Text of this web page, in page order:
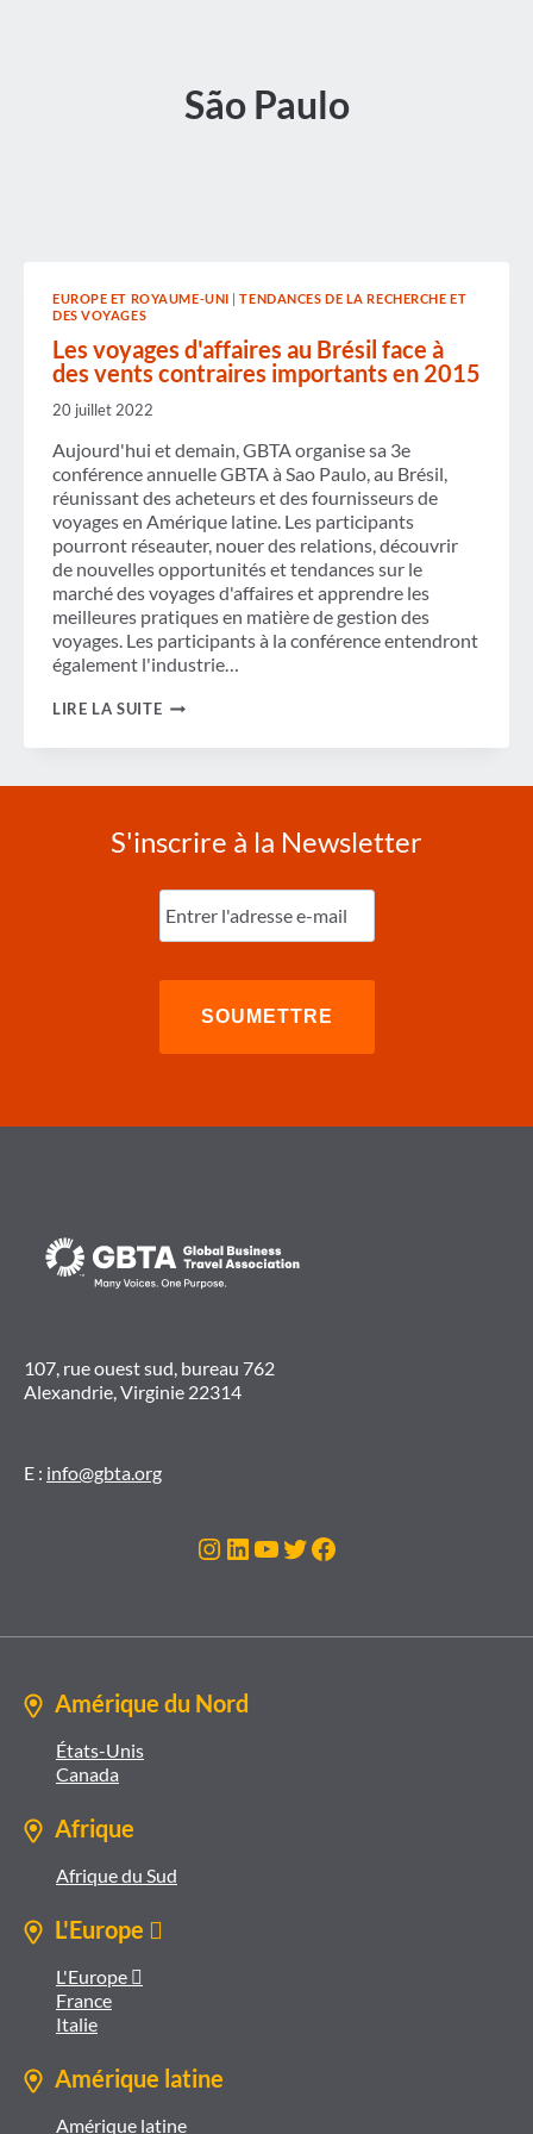
São Paulo
EUROPE ET ROYAUME-UNI |TENDANCES DE LA RECHERCHE ET
DES VOYAGES
Les voyages d'affaires au Brésil face à
des vents contraires importants en 2015
20 juillet 2022
Aujourd'hui et demain, GBTA organise sa 3e
conférence annuelle GBTA à Sao Paulo, au Brésil,
réunissant des acheteurs et des fournisseurs de
voyages en Amérique latine. Les participants
pourront réseauter, nouer des relations, découvrir
de nouvelles opportunités et tendances sur le
marché des voyages d'affaires et apprendre les
meilleures pratiques en matière de gestion des
voyages. Les participants à la conférence entendront
également l'industrie…
LIRE LA SUITELES
DES
VENTS
IMPORTANTS
EN
S'inscrire à la Newsletter
Entrez
l'e-
mail
107, rue ouest sud, bureau 762
Alexandrie, Virginie 22314
E : info@gbta.org
Instagram
LinkedIn
YouTube
Twitter
Facebook
Amérique du Nord
États-Unis
Canada
Afrique
Afrique du Sud
L'Europe 
L'Europe 
France
Italie
Amérique latine
Amérique latine